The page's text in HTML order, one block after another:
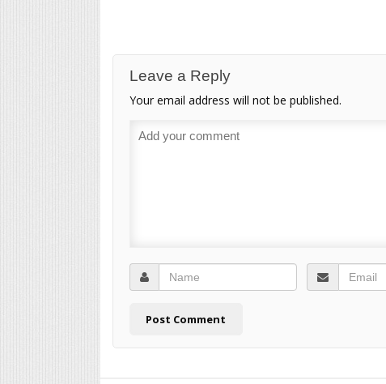
Leave a Reply
Your email address will not be published.